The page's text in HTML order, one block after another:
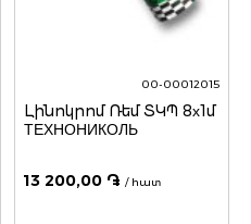
00-00012015
Լինոկրոմ Ռեմ ՏԿՊ 8х1մ
ТЕХНОНИКОЛЬ
13 200,00 ֏ / հատ